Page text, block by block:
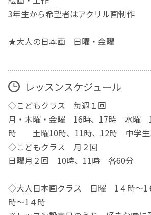
3年生から希望者はアクリル画制作
★大人の日本画 日曜・金曜
レッスンスケジュール
◇こどもクラス 毎週１回
月・木曜・金曜 16時、17時 水曜
時 土曜10時、11時、12時 中学生
◇こどもクラス 月２回
日曜月２回 10時、11時 各60分
◇大人日本画クラス 日曜 1４時〜
時〜1４時